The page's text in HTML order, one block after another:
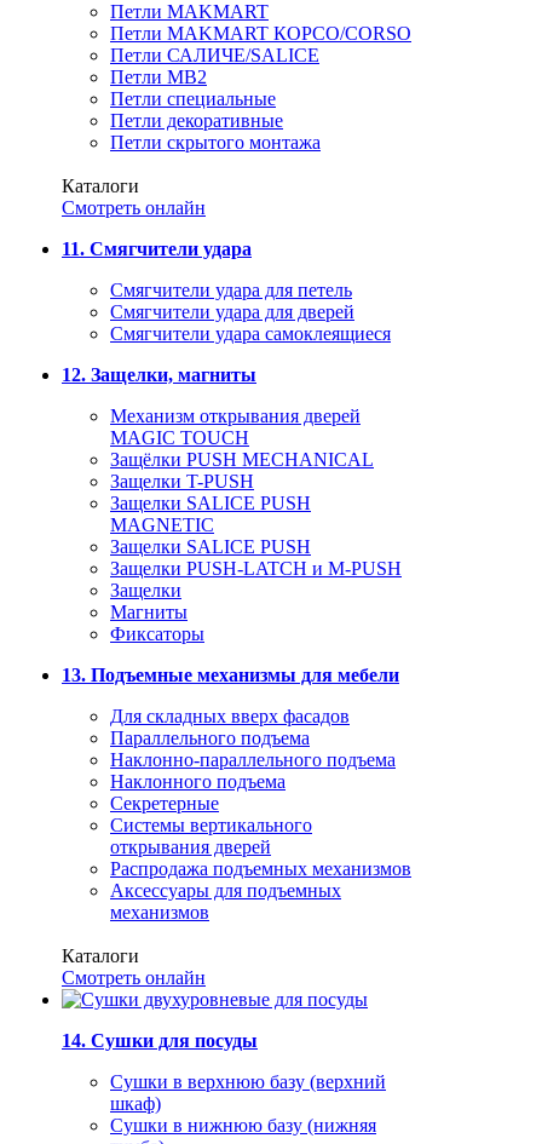
Петли MAKMART
Петли MAKMART КОРСО/CORSO
Петли САЛИЧЕ/SALICE
Петли MB2
Петли специальные
Петли декоративные
Петли скрытого монтажа
Каталоги
Смотреть онлайн
11. Смягчители удара
Смягчители удара для петель
Смягчители удара для дверей
Cмягчители удара самоклеящиеся
12. Защелки, магниты
Механизм открывания дверей
MAGIC TOUCH
Защёлки PUSH MECHANICAL
Защелки T-PUSH
Защелки SALICE PUSH
MAGNETIC
Защелки SALICE PUSH
Защелки PUSH-LATCH и M-PUSH
Защелки
Магниты
Фиксаторы
13. Подъемные механизмы для мебели
Для складных вверх фасадов
Параллельного подъема
Наклонно-параллельного подъема
Наклонного подъема
Секретерные
Системы вертикального
открывания дверей
Распродажа подъемных механизмов
Аксессуары для подъемных
механизмов
Каталоги
Смотреть онлайн
14. Сушки для посуды
Сушки в верхнюю базу (верхний
шкаф)
Сушки в нижнюю базу (нижняя